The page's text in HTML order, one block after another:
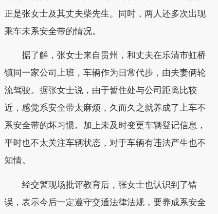
正是张女士及其丈夫柴先生。同时，两人还多次出现
乘车未系安全带的情况。
据了解，张女士来自贵州，和丈夫在乐清市虹桥
镇同一家公司上班，车辆作为日常代步，由夫妻俩轮
流驾驶。据张女士说，由于暂住处与公司距离比较
近，感觉系安全带太麻烦，久而久之就养成了上车不
系安全带的坏习惯。加上未及时变更车辆登记信息，
平时也不太关注车辆状态，对于车辆有违法产生也不
知情。
经交警现场批评教育后，张女士也认识到了错
误，表示今后一定遵守交通法律法规，要养成系安全